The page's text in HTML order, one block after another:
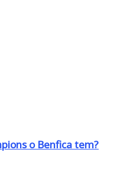
o Benfica tem?